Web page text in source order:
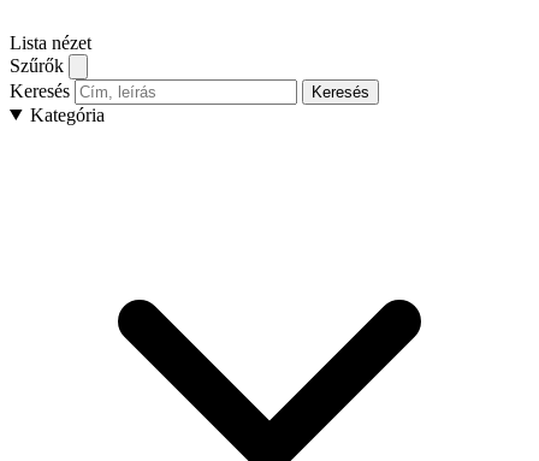
Lista nézet
Szűrők
Keresés
Keresés
Kategória